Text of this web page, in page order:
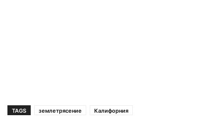
TAGS землетрясение Калифорния